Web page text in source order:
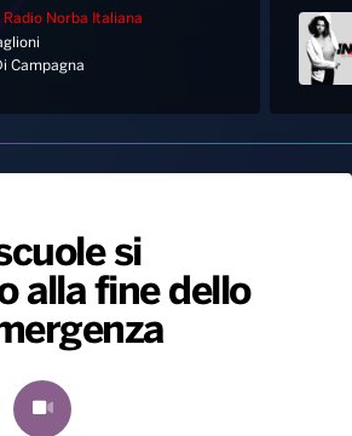
Hit Dance
e Spettacolo
Norba Consiglia
Generale
Novità
News TV
Radio Norba Italiana
Campagna
si
alla fine dello